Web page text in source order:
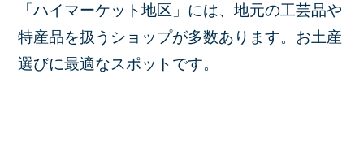
「ハイマーケット地区」には、地元の工芸品や
特産品を扱うショップが多数あります。お土産
選びに最適なスポットです。